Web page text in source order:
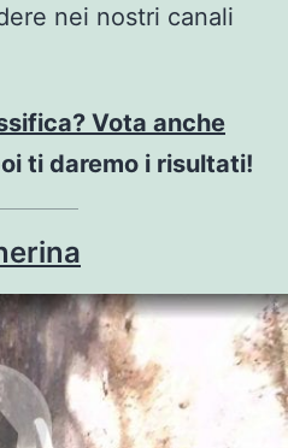
nei nostri canali
Vota anche
ti daremo i risultati!